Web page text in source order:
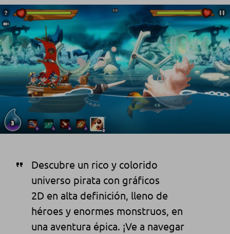
Descubre un rico y colorido
universo pirata con gráficos
2D en alta definición, lleno de
héroes y enormes monstruos, en
una aventura épica. ¡Ve a navegar